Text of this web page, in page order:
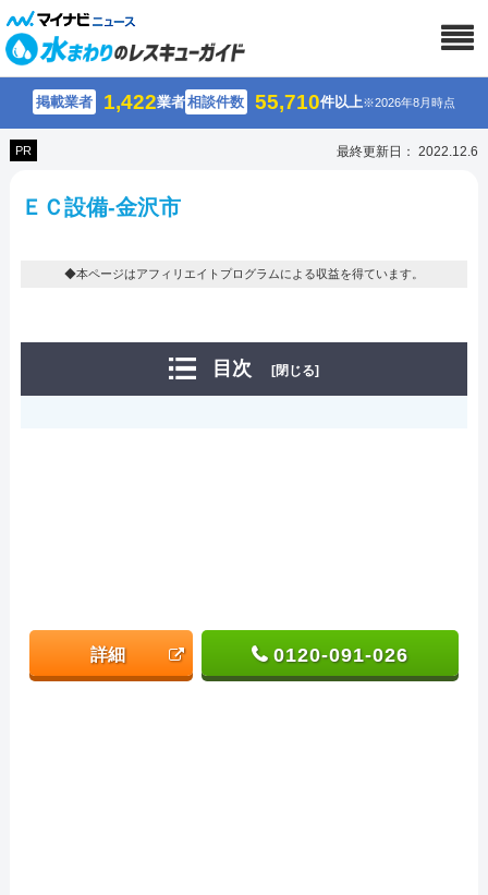
掲載業者 1,422業者相談件数 55,710件以上※2026年8月時点
PR 最終更新日： 2022.12.6
ＥＣ設備-金沢市
◆本ページはアフィリエイトプログラムによる収益を得ています。
目次 [閉じる]
詳細 0120-091-026